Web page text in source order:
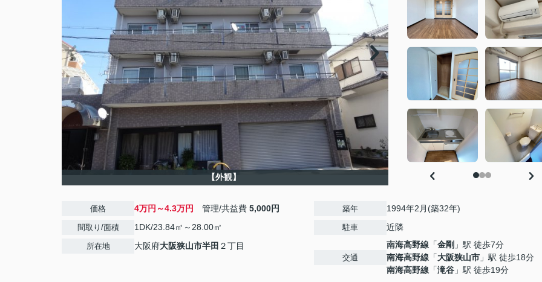
【外観】
価格 4万円～4.3万円 管理/共益費 5,000円
間取り/面積 1DK/23.84㎡～28.00㎡
所在地 大阪府大阪狭山市半田 ２丁目
築年 1994年2月(築32年)
駐車 近隣
交通
南海高野線 「金剛 」駅 徒歩7分
南海高野線 「大阪狭山市 」駅 徒歩18分
南海高野線 「滝谷 」駅 徒歩19分